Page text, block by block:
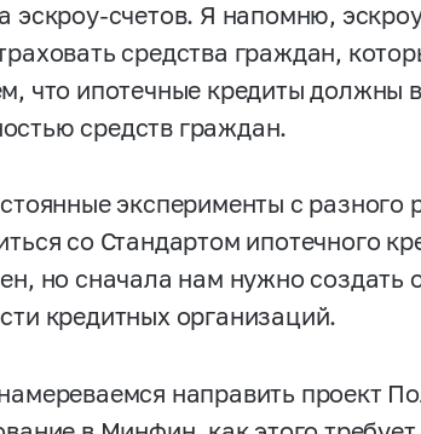
эскроу-счетов. Я напомню,
средства граждан,
что ипотечные кредиты должны
средств граждан.
эксперименты с разного
со Стандартом ипотечного
но сначала нам нужно создать
кредитных организаций.
направить проект